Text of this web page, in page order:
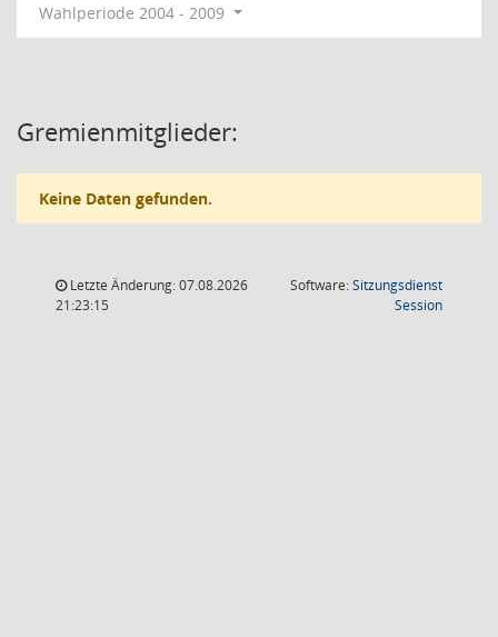
Wahlperiode 2004 - 2009
Gremienmitglieder:
Keine Daten gefunden.
Letzte Änderung: 07.08.2026
21:23:15
Software:Sitzungsdienst
Session(Wird in